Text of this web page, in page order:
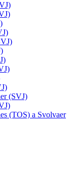
(SVJ)
(TOS) a Svolvaer